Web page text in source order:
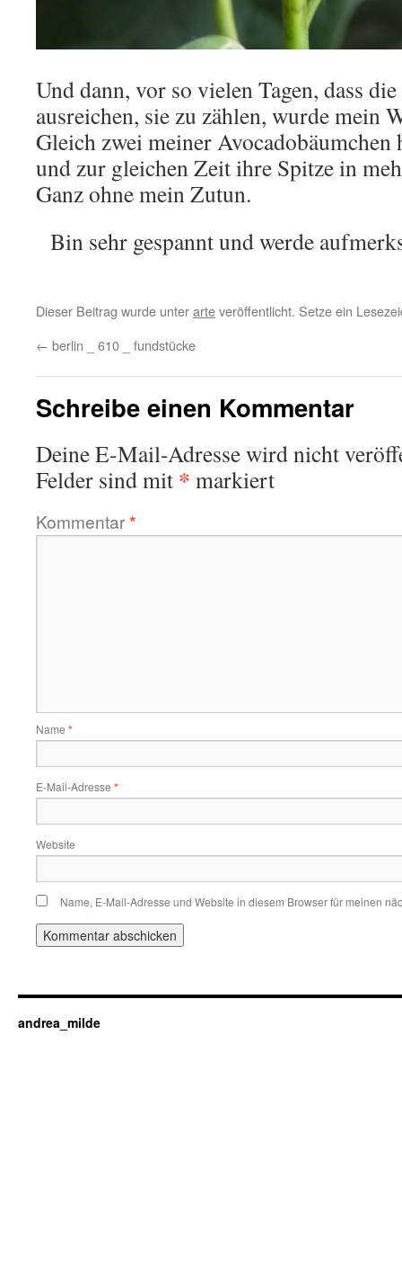
Und dann, vor so vielen Tagen, dass
ausreichen, sie zu zählen, wurde mein
Gleich zwei meiner Avocadobäumchen
und zur gleichen Zeit ihre Spitze in
Ganz ohne mein Zutun.
Bin sehr gespannt und werde
Dieser Beitrag wurde unterarteveröffentlicht. Setze ein
← berlin _ 610 _ fundstücke
Schreibe einen Kommentar
Deine E-Mail-Adresse wird nicht
Felder sind mit * markiert
Kommentar*
Name *
E-Mail-Adresse *
Website
Name, E-Mail-Adresse und Website in diesem Browser für meinen
andrea_milde